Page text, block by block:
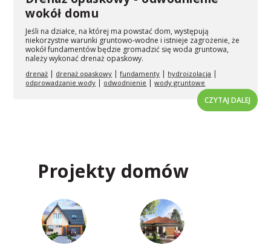
wokół domu
Jeśli na działce, na której ma powstać dom, występują
niekorzystne warunki gruntowo-wodne i istnieje zagrożenie, że
wokół fundamentów będzie gromadzić się woda gruntowa,
należy wykonać drenaż opaskowy.
drenaż | drenaż opaskowy |fundamenty | hydroizolacja |
odprowadzanie wody | odwodnienie |wody gruntowe
CZYTAJ DALEJ
Projekty domów